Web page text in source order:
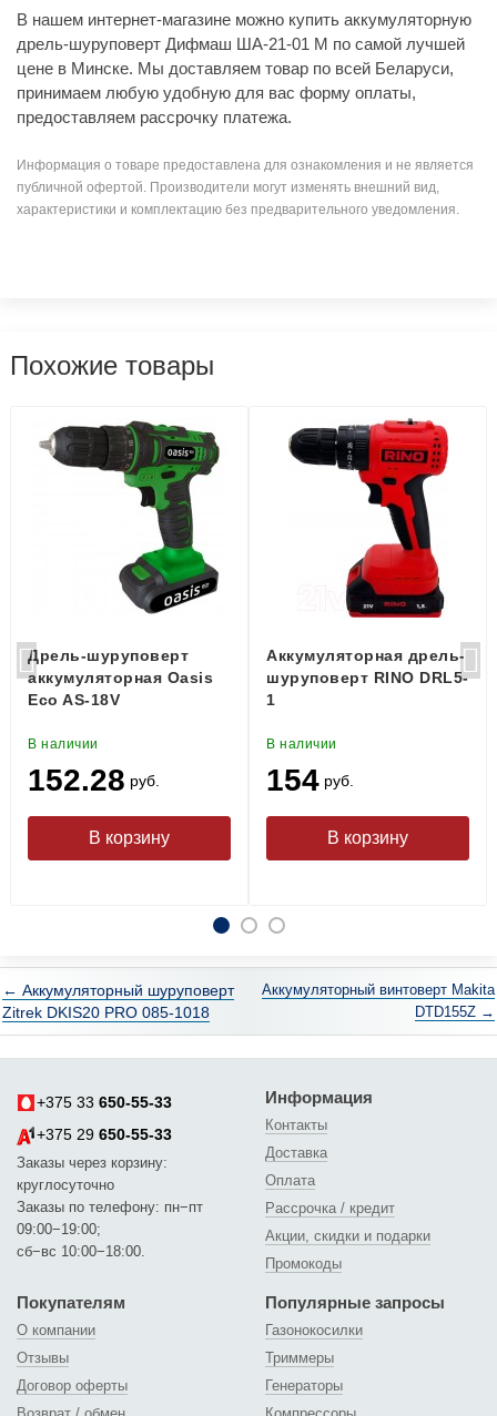
В нашем интернет-магазине можно купить аккумуляторную
дрель-шуруповерт Дифмаш ША-21-01 М по самой лучшей
цене в Минске. Мы доставляем товар по всей Беларуси,
принимаем любую удобную для вас форму оплаты,
предоставляем рассрочку платежа.
Информация о товаре предоставлена для ознакомления и не является
публичной офертой. Производители могут изменять внешний вид,
характеристики и комплектацию без предварительного уведомления.
Похожие товары
Дрель-шуруповерт
аккумуляторная Oasis
Eco AS-18V
В наличии
152.28 руб.
Аккумуляторная дрель-
шуруповерт RINO DRL5-
1
В наличии
154 руб.
← Аккумуляторный шуруповерт
Zitrek DKIS20 PRO 085-1018
Аккумуляторный винтоверт Makita
DTD155Z →
+375 33 650-55-33
+375 29 650-55-33
Заказы через корзину:
круглосуточно
Заказы по телефону: пн−пт
09:00−19:00;
сб−вс 10:00−18:00.
Информация
Контакты
Доставка
Оплата
Рассрочка / кредит
Акции, скидки и подарки
Промокоды
Покупателям
О компании
Отзывы
Договор оферты
Возврат / обмен
Популярные запросы
Газонокосилки
Триммеры
Генераторы
Компрессоры